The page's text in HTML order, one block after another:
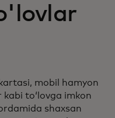
mobil hamyon
toʻlovga imkon
shaxsan